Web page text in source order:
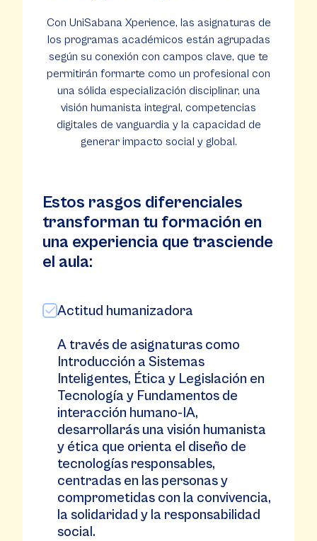
Con UniSabana Xperience, las asignaturas de
los programas académicos están agrupadas
según su conexión con campos clave, que te
permitirán formarte como un profesional con
una sólida especialización disciplinar, una
visión humanista integral, competencias
digitales de vanguardia y la capacidad de
generar impacto social y global.
Estos rasgos diferenciales
transforman tu formación en
una experiencia que trasciende
el aula:
Actitud humanizadora
A través de asignaturas como
Introducción a Sistemas
Inteligentes, Ética y Legislación en
Tecnología y Fundamentos de
interacción humano-IA,
desarrollarás una visión humanista
y ética que orienta el diseño de
tecnologías responsables,
centradas en las personas y
comprometidas con la convivencia,
la solidaridad y la responsabilidad
social.